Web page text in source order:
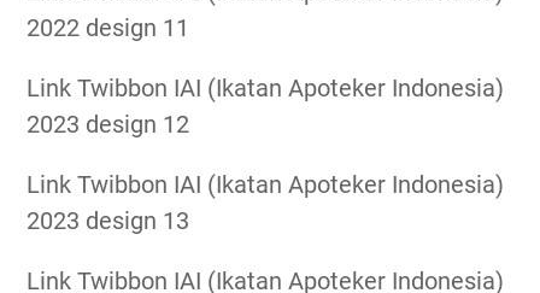
2022 design 11
Link Twibbon IAI (Ikatan Apoteker Indonesia)
2023 design 12
Link Twibbon IAI (Ikatan Apoteker Indonesia)
2023 design 13
Link Twibbon IAI (Ikatan Apoteker Indonesia)